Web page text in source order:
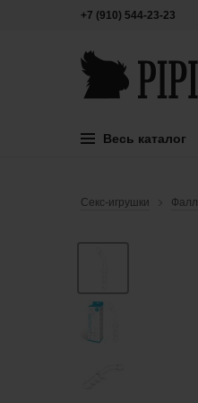
+7 (910) 544-23-23
Весь каталог
Секс-игрушки